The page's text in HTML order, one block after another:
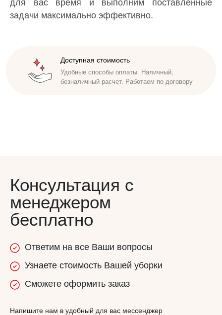
для вас время и выполним поставленные
задачи максимально эффективно.
Доступная стоимость
Удобные способы оплаты. Наличный,
безналичный расчет. Работаем по договору
Консультация с
менеджером
бесплатно
Ответим на все Ваши вопросы
Узнаете стоимость Вашей уборки
Сможете оформить заказ
Напишите нам в удобный для вас мессенджер